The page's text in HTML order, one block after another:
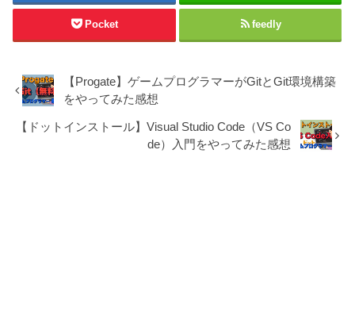
Pocket feedly
【Progate】ゲームプログラマーがGitとGit環境構築
をやってみた感想
【ドットインストール】Visual Studio Code（VS Co
de）入門をやってみた感想